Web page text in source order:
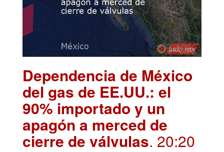
Dependencia de México
del gas de EE.UU.: el
90% importado y un
apagón a merced de
cierre de válvulas. 20:20